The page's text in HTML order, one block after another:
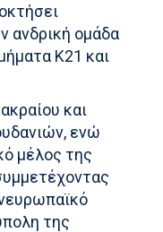
ανδρική ομάδα
Κ21 και
και
ενώ
μέλος της
της